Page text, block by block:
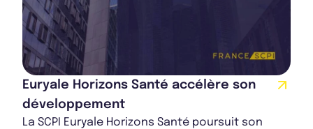
Euryale Horizons Santé accélère son
développement
La SCPI Euryale Horizons Santé poursuit son